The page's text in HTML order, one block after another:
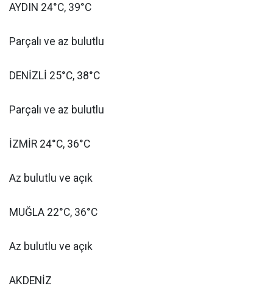
AYDIN 24°C, 39°C
Parçalı ve az bulutlu
DENİZLİ 25°C, 38°C
Parçalı ve az bulutlu
İZMİR 24°C, 36°C
Az bulutlu ve açık
MUĞLA 22°C, 36°C
Az bulutlu ve açık
AKDENİZ